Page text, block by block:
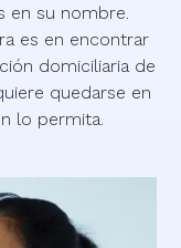
en su nombre.
es en encontrar
domiciliaria de
quedarse en
lo permita.